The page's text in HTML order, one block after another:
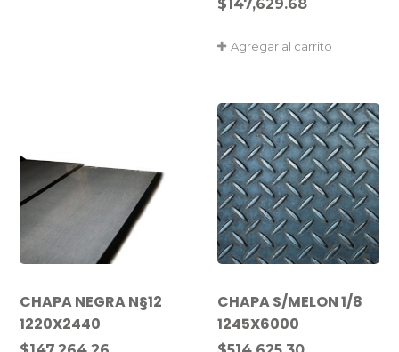
$ 147,629.68
Agregar al carrito
CHAPA NEGRA N§12
1220X2440
CHAPA S/MELON 1/8
1245X6000